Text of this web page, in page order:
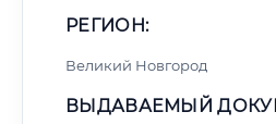
РЕГИОН:
Великий Новгород
ВЫДАВАЕМЫЙ